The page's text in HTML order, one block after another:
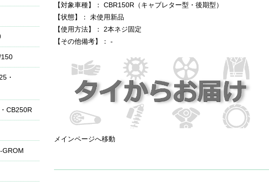
【対象車種】： CBR150R（キャブレター型・後期型）
【状態】： 未使用新品
【使用方法】： 2本ネジ固定
【その他備考】： -
メインページへ移動
150
・
CB250R
GROM